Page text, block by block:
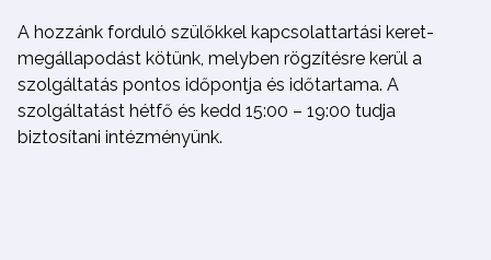
A hozzánk forduló szülőkkel kapcsolattartási keret-
megállapodást kötünk, melyben rögzítésre kerül a
szolgáltatás pontos időpontja és időtartama. A
szolgáltatást hétfő és kedd 15:00 – 19:00 tudja
biztosítani intézményünk.